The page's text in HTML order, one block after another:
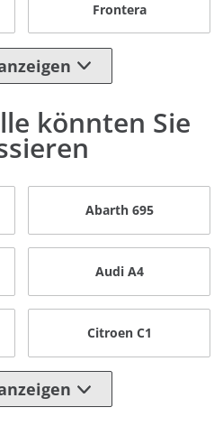
Frontera
könnten Sie
Abarth 695
Audi A4
Citroen C1